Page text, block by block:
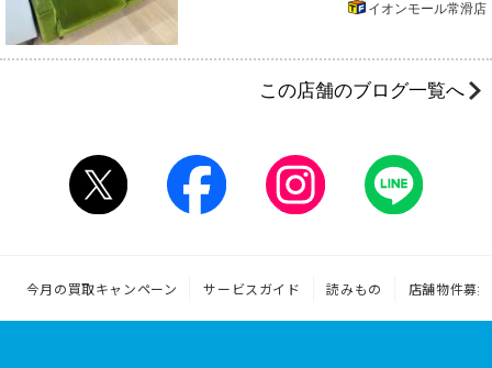
イオンモール常滑店
この店舗のブログ一覧へ
今月の買取キャンペーン サービスガイド 読みもの 店舗物件募集